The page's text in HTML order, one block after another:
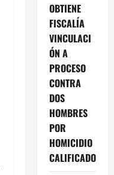
OBTIENE
FISCALÍA
VINCULACI
ÓN A
PROCESO
CONTRA
DOS
HOMBRES
POR
HOMICIDIO
CALIFICADO